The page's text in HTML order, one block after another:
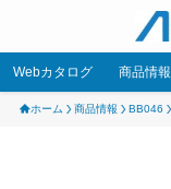
Webカタログ 商品情報
ホーム 商品情報 BB046